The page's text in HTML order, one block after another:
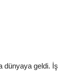
dünyaya geldi.